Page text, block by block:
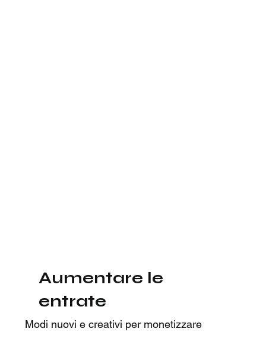
Aumentare le
entrate
Modi nuovi e creativi per monetizzare